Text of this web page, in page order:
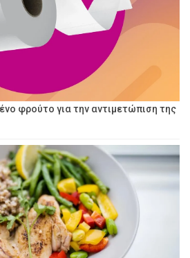
φρούτο για την αντιμετώπιση της